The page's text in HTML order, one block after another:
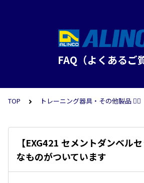
FAQ（よくあるご
TOP トレーニング器具・その他製品 🏋️‍♂️
【EXG421 セメントダンベル
なものがついています